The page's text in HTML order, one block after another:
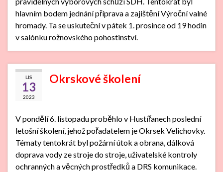
hlavním bodem jednání příprava a zajištění Výroční valné
hromady. Ta se uskuteční v pátek 1. prosince od 19 hodin
v salónku rožnovského pohostinství.
LIS
13
2023
Okrskové školení
V pondělí 6. listopadu proběhlo v Hustířanech poslední
letošní školení, jehož pořadatelem je Okrsek Velichovky.
Tématy tentokrát byl požární útok a obrana, dálková
doprava vody ze stroje do stroje, uživatelské kontroly
ochranných a věcných prostředků a DRS komunikace.